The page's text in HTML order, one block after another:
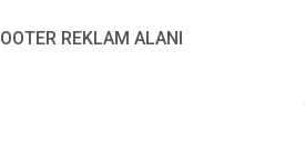
REKLAM ALANI